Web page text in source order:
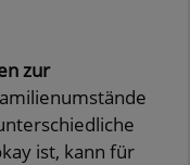
zur
ist, kann für